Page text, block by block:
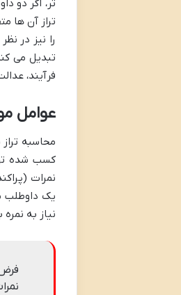
تر، اگر دو
تراز آن ها
را نیز در
تبدیل می
فرآیند،
عوامل
محاسبه
کسب شده
نمرات
یک داوطلب
نیاز به